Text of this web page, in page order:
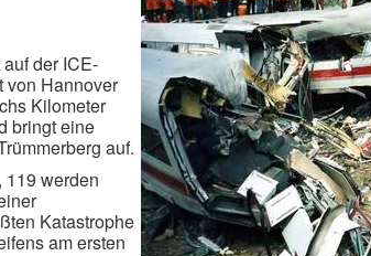
der ICE-
von Hannover
Kilometer
bringt eine
auf.
werden
Katastrophe
am ersten